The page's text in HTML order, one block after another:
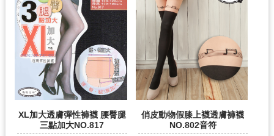
XL加大透膚彈性褲襪 腰臀腿
三點加大NO.817
俏皮動物假膝上襪透膚褲襪
NO.802音符